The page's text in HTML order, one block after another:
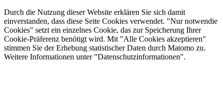
Durch die Nutzung dieser Website erklären Sie sich damit
einverstanden, dass diese Seite Cookies verwendet. "Nur notwendie
Cookies" setzt ein einzelnes Cookie, das zur Speicherung Ihrer
Cookie-Präferenz benötigt wird. Mit "Alle Cookies akzeptieren"
stimmen Sie der Erhebung statistischer Daten durch Matomo zu.
Weitere Informationen unter "Datenschutzinformationen".